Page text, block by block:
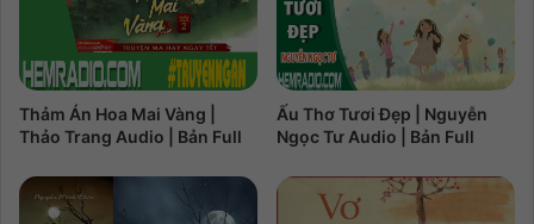
Thảm Án Hoa Mai Vàng |
Thảo Trang Audio | Bản Full
Ấu Thơ Tươi Đẹp | Nguyễn
Ngọc Tư Audio | Bản Full